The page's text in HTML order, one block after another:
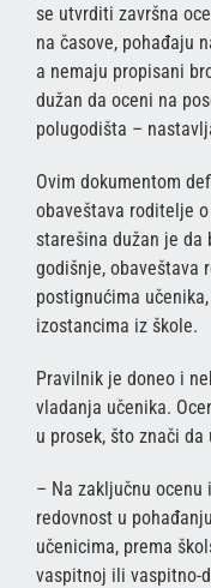
se utvrditi završna
na časove, pohađaju
a nemaju propisani
dužan da oceni na
polugodišta –
Ovim dokumentom
obaveštava roditelje
starešina dužan je
godišnje, obaveštava
postignućima
izostancima iz škole.
Pravilnik je doneo i
vladanja učenika.
u prosek, što znači
– Na zaključnu
redovnost u
učenicima, prema
vaspitnoj ili vaspitno-